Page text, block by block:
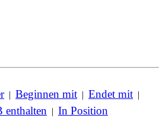
| Beginnen mit | Endet mit |
enthalten | In Position